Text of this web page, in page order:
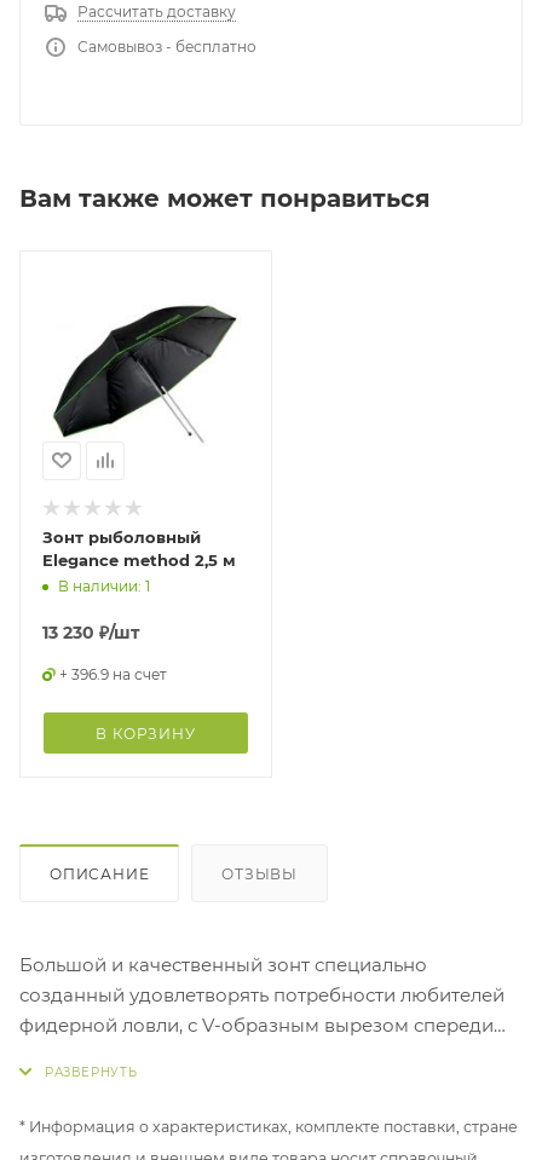
Рассчитать доставку
Самовывоз - бесплатно
Вам также может понравиться
Зонт рыболовный
Elegance method 2,5 м
В наличии: 1
13 230 ₽/шт
+ 396.9 на счет
В КОРЗИНУ
ОПИСАНИЕ ОТЗЫВЫ
Большой и качественный зонт специально
созданный удовлетворять потребности любителей
фидерной ловли, с V-образным вырезом спереди
металлическая конструкция и специальный
* Информация о характеристиках, комплекте поставки, стране